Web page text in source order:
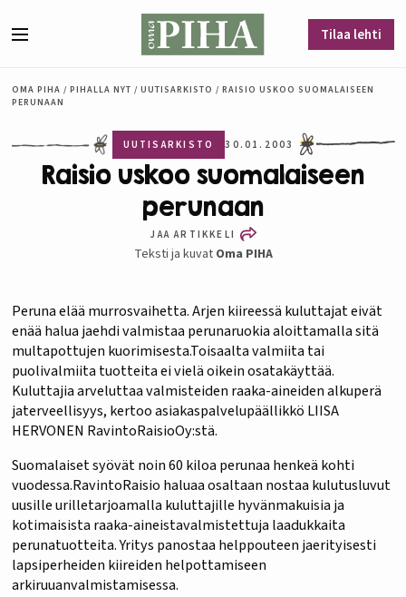
Tilaa lehti
OMA PIHA / PIHALLA NYT / UUTISARKISTO / RAISIO USKOO SUOMALAISEEN
PERUNAAN
UUTISARKISTO 30.01.2003
Raisio uskoo suomalaiseen
perunaan
JAA ARTIKKELI
Teksti ja kuvat Oma PIHA
Peruna elää murrosvaihetta. Arjen kiireessä kuluttajat eivät
enää halua jaehdi valmistaa perunaruokia aloittamalla sitä
multapottujen kuorimisesta.Toisaalta valmiita tai
puolivalmiita tuotteita ei vielä oikein osatakäyttää.
Kuluttajia arveluttaa valmisteiden raaka-aineiden alkuperä
jaterveellisyys, kertoo asiakaspalvelupäällikkö LIISA
HERVONEN RavintoRaisioOy:stä.
Suomalaiset syövät noin 60 kiloa perunaa henkeä kohti
vuodessa.RavintoRaisio haluaa osaltaan nostaa kulutusluvut
uusille urilletarjoamalla kuluttajille hyvänmakuisia ja
kotimaisista raaka-aineistavalmistettuja laadukkaita
perunatuotteita. Yritys panostaa helppouteen jaerityisesti
lapsiperheiden kiireiden helpottamiseen
arkiruuanvalmistamisessa.